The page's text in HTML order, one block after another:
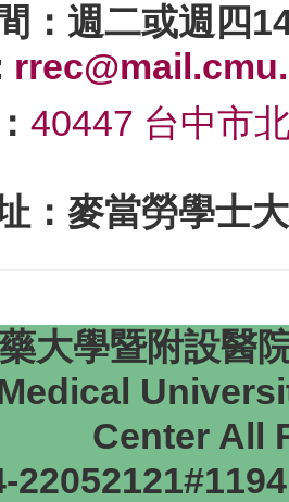
：週二或週四
40447 台中市
：麥當勞學士
大學暨附設醫
Center All